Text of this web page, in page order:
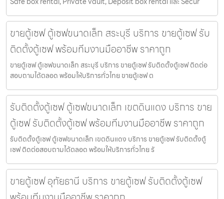
ขายตู้เซฟ ตู้เซฟขนาดเล็ก สระบุรี บริการ ขายตู้เซฟ รับ
ติดตั้งตู้เซฟ พร้อมทีมงานมืออาชีพ ราคาถูก
ขายตู้เซฟ ตู้เซฟขนาดเล็ก สระบุรี บริการ ขายตู้เซฟ รับติดตั้งตู้เซฟ ติดต่อ
สอบถามได้ตลอด พร้อมให้บริการทั่วไทย ขายตู้เซฟ ต
รับติดตั้งตู้เซฟ ตู้เซฟขนาดเล็ก เขตดินแดง บริการ ขาย
ตู้เซฟ รับติดตั้งตู้เซฟ พร้อมทีมงานมืออาชีพ ราคาถูก
รับติดตั้งตู้เซฟ ตู้เซฟขนาดเล็ก เขตดินแดง บริการ ขายตู้เซฟ รับติดตั้งตู้
เซฟ ติดต่อสอบถามได้ตลอด พร้อมให้บริการทั่วไทย รั
ขายตู้เซฟ อุทัยธานี บริการ ขายตู้เซฟ รับติดตั้งตู้เซฟ